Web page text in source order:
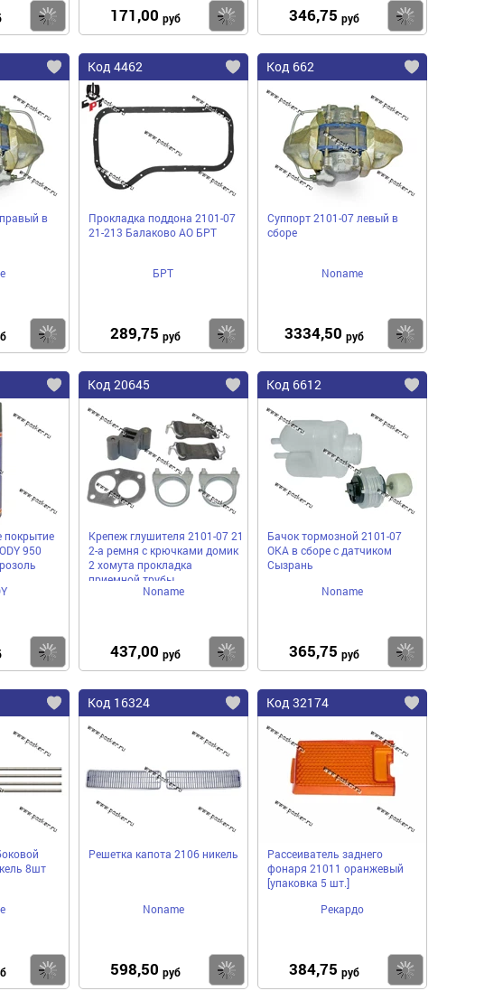
Купить171,00 руб Купить346,75 руб
в
Купить
Код 4462
Прокладка поддона 2101-07
21-213 Балаково АО БРТ
БРТ
289,75 руб Купить
Код 662
Суппорт 2101-07 левый в
сборе
Noname
3334,50 руб
покрытие
950
Купить
Код 20645
Крепеж глушителя 2101-07 21
2-а ремня с крючками домик
2 хомута прокладка
приемной трубы
Noname
437,00 руб Купить
Код 6612
Бачок тормозной 2101-07
ОКА в сборе с датчиком
Сызрань
Noname
365,75 руб
8шт
Купить
Код 16324
Решетка капота 2106 никель
Noname
598,50 руб Купить
Код 32174
Рассеиватель заднего
фонаря 21011 оранжевый
[упаковка 5 шт.]
Рекардо
384,75 руб